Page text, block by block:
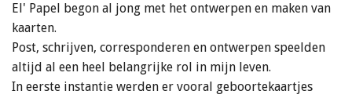
El' Papel begon al jong met het ontwerpen en maken van
kaarten.
Post, schrijven, corresponderen en ontwerpen speelden
altijd al een heel belangrijke rol in mijn leven.
In eerste instantie werden er vooral geboortekaartjes